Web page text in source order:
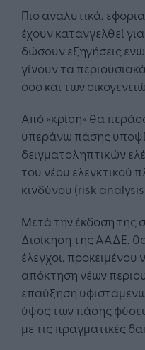
Πιο αναλυτικά,
έχουν καταγγελθεί
δώσουν εξηγήσεις
γίνουν τα
όσο και των
Από «κρίση» θα
υπεράνω πάσης
δειγματοληπτικών
του νέου ελεγκτικού
κινδύνου (risk
Μετά την έκδοση της
Διοίκηση της ΑΑΔΕ,
έλεγχοι, προκειμένου
απόκτηση νέων
επαύξηση
ύψος των πάσης
με τις πραγματικές